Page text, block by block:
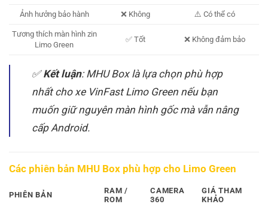
Ảnh hưởng bảo hành ❌ Không ⚠️ Có thể có
Tương thích màn hình zin
Limo Green
✅ Tốt ❌ Không đảm bảo
✅Kết luận: MHU Box là lựa chọn phù hợp
nhất cho xe VinFast Limo Green nếu bạn
muốn giữ nguyên màn hình gốc mà vẫn nâng
cấp Android.
Các phiên bản MHU Box phù hợp cho Limo Green
PHIÊN BẢN
RAM /
ROM
CAMERA
360
GIÁ THAM
KHẢO